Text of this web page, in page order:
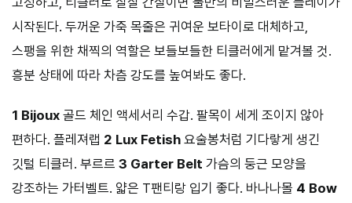
시작된다. 두꺼운 가죽 목줄은 귀여운 보타이로 대체하고,
스팽을 위한 채찍의 역할은 보들보들한 티클러에게 맡겨볼 것.
흥분 상태에 따라 차츰 강도를 높여봐도 좋다.
1 Bijoux 골드 체인 액세서리 수갑. 팔목이 세게 조이지 않아
편하다. 플레져랩 2 Lux Fetish 요술봉처럼 기다랗게 생긴
깃털 티클러. 부르르 3 Garter Belt 가슴의 둥근 모양을
강조하는 가터벨트. 얇은 T팬티랑 입기 좋다. 바나나몰 4 Bow